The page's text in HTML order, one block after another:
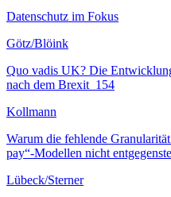
Datenschutz im Fokus
Götz/Blöink
Quo vadis UK? Die
nach dem Brexit 154
Kollmann
Warum die fehlende
pay“-Modellen nicht
Lübeck/Sterner